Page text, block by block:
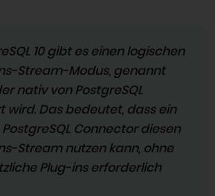
10 gibt es einen logischen
Stream-Modus, genannt
nativ von PostgreSQL
wird. Das bedeutet, dass ein
Connector diesen
Stream nutzen kann, ohne
Plug-ins erforderlich